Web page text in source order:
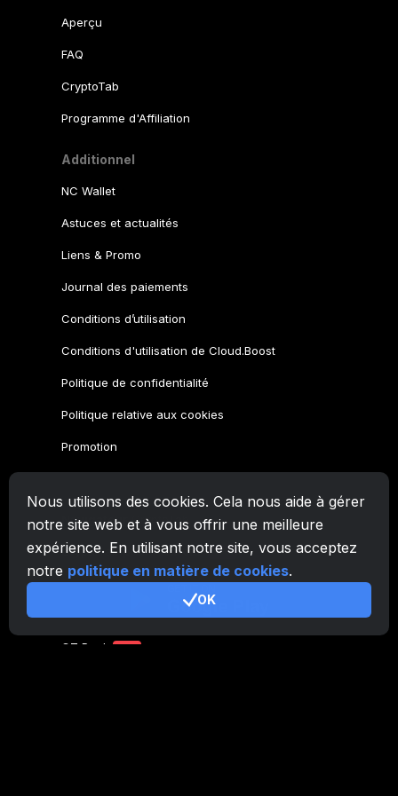
Nous utilisons des cookies. Cela nous aide à gérer
notre site web et à vous offrir une meilleure
expérience. En utilisant notre site, vous acceptez
notre politique en matière de cookies.
OK
Aperçu
FAQ
CryptoTab
Programme d'Affiliation
Additionnel
NC Wallet
Astuces et actualités
Liens & Promo
Journal des paiements
Conditions d’utilisation
Conditions d'utilisation de Cloud.Boost
Politique de confidentialité
Politique relative aux cookies
Promotion
Navigateur CryptoTab
CryptoTabpour Android MAX
CryptoTabpour Android PRO
CryptoTabpour Android LITE
CT Pool